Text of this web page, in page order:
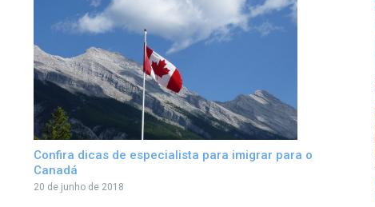
Confira dicas de especialista para imigrar para o
Canadá
20 de junho de 2018